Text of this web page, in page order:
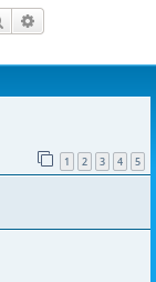
Rechercher
1 2 3 4 5